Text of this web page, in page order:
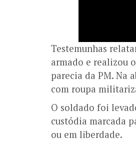
Testemunhas
armado e realizou
parecia da PM. Na
com roupa
O soldado foi
custódia marcada
ou em liberdade.